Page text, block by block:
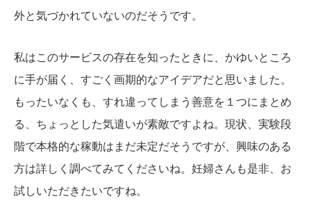
外と気づかれていないのだそうです。
私はこのサービスの存在を知ったときに、かゆいところ
に手が届く、すごく画期的なアイデアだと思いました。
もったいなくも、すれ違ってしまう善意を１つにまとめ
る、ちょっとした気遣いが素敵ですよね。現状、実験段
階で本格的な稼動はまだ未定だそうですが、興味のある
方は詳しく調べてみてくださいね。妊婦さんも是非、お
試しいただきたいですね。